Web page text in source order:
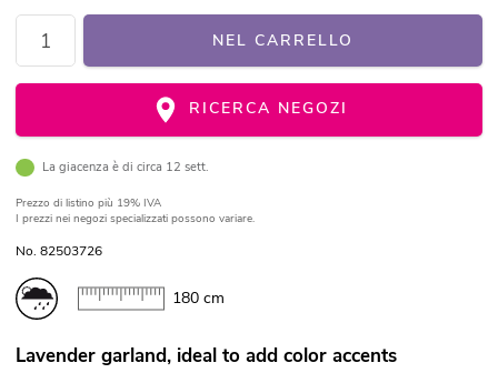
NEL CARRELLO
RICERCA NEGOZI
La giacenza è di circa 12 sett.
Prezzo di listino più 19% IVA
I prezzi nei negozi specializzati possono variare.
No. 82503726
180 cm
Lavender garland, ideal to add color accents